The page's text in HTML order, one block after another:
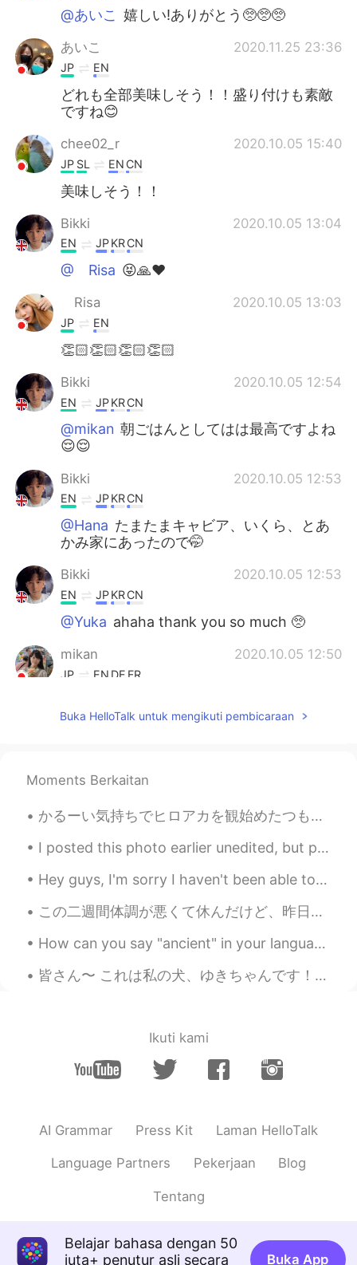
@あいこ 嬉しい!ありがとう🥺🥺🥺
あいこ 2020.11.25 23:36
JP EN
どれも全部美味しそう！！盛り付けも素敵
ですね😊
chee02_r 2020.10.05 15:40
JP SL EN CN
美味しそう！！
Bikki 2020.10.05 13:04
EN JPKRCN
@ Risa 😝🙏❤️
Risa 2020.10.05 13:03
JP EN
👏🏻👏🏻👏🏻👏🏻
Bikki 2020.10.05 12:54
EN JPKRCN
@mikan 朝ごはんとしてはは最高ですよね
😌😌
Bikki 2020.10.05 12:53
EN JPKRCN
@Hana たまたまキャビア、いくら、とあ
かみ家にあったので🤭
Bikki 2020.10.05 12:53
EN JPKRCN
@Yuka ahaha thank you so much 🥺
mikan 2020.10.05 12:50
JP EN DE FR
で昔よくカフェで食べていました。 すごく
JP EN
鮪にイクラとキャビア！😳 面白そうな味
Yuka 2020.10.05 12:49
How delicious they look! The UK has an
amazing chef!
Bikki 2020.10.05 12:47
The left one on the center looks
EN JP CN
@Kensukeもっと頑張ります😌
全部美味しそうですね！！🤤
Buka HelloTalk untuk mengikuti pembicaraan
Moments Berkaitan
かるーい気持ちでヒロアカを観始めたつもりがいつの間にかどっぷりハマってしまいました...。 好きなキャラをひたすら描いてた結果すごく謎な構成とメンツ笑 個人的に峰田君めっちゃ描きやすくて楽しか...
I posted this photo earlier unedited, but post edits it looked too cool not to share. Chiang Kai-...
Hey guys, I'm sorry I haven't been able to reply in awhile but I promise I will tomorrow. In the...
この二週間体調が悪くて休んだけど、昨日からいつも通りに仕事始めて、とても忙しかったです。久しぶりに皆さんに英語を紹介したいと思います。今日は恋愛と関係あるの熟語です。覚えましょう。💕ところで、今...
How can you say "ancient" in your language? Today I'm visiting Knossos in Greece, it's a very a...
皆さん〜 これは私の犬、ゆきちゃんです！ 彼女は今三歳です。 彼女は一つの青い目と一つの茶色を持っています。とっても可愛いです！ 今ゆきちゃんは私のお母さんと一緒に住んでいます。彼女が恋しい (...
Ikuti kami
AI Grammar Press Kit Laman HelloTalk
Language Partners Pekerjaan Blog
Tentang
Belajar bahasa dengan 50
juta+ penutur asli secara
Buka App